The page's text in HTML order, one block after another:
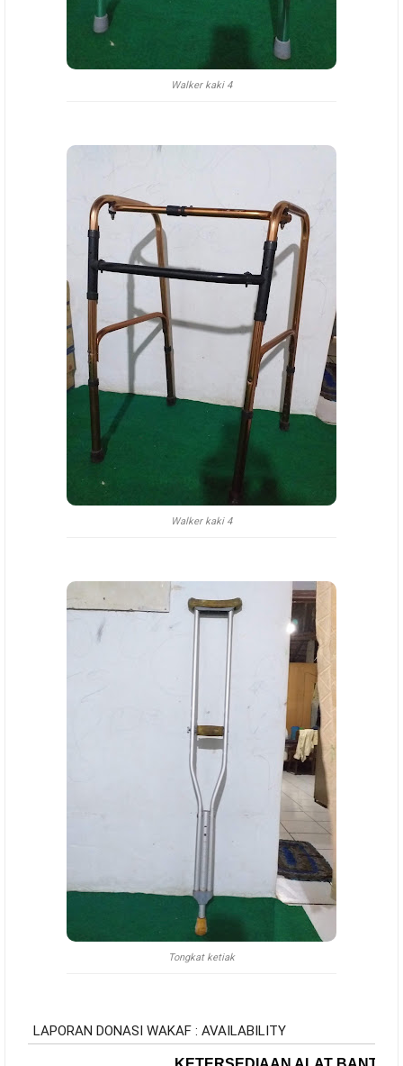
Walker kaki 4
Walker kaki 4
Tongkat ketiak